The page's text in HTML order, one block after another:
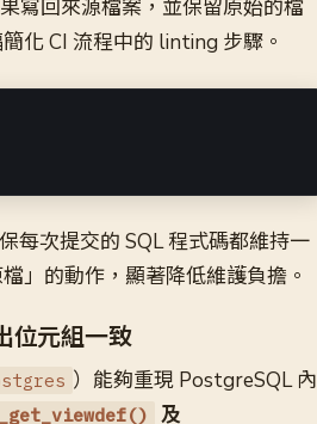
寫回來源檔案，並保留原始的檔
化 CI 流程中的 linting 步驟。
每次提交的 SQL 程式碼都維持一
」的動作，顯著降低維護負擔。
位元組一致
）能夠重現 PostgreSQL 內
及